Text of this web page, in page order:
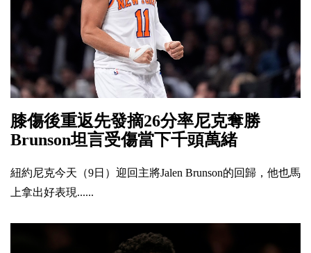
膝傷後重返先發摘26分率尼克奪勝
Brunson坦言受傷當下千頭萬緒
紐約尼克今天（9日）迎回主將Jalen Brunson的回歸，他也馬
上拿出好表現......